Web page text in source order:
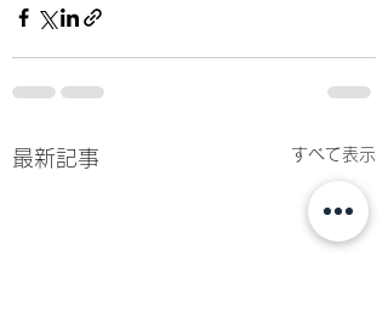
最新記事 すべて表示